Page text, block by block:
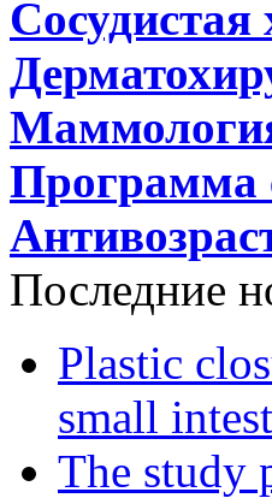
Сосудистая
Программа
Последние
Plastic
small
The study